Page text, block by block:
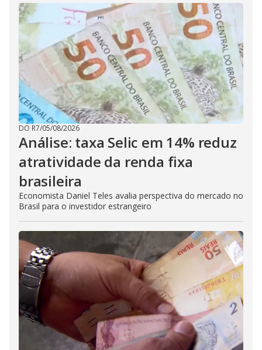
DO R7/05/08/2026
Análise: taxa Selic em 14% reduz
atratividade da renda fixa
brasileira
Economista Daniel Teles avalia perspectiva do mercado no
Brasil para o investidor estrangeiro